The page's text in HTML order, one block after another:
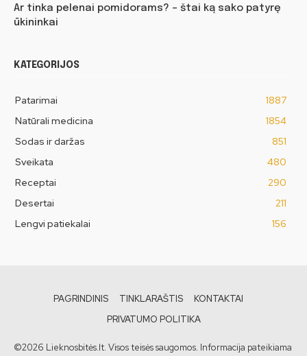
Ar tinka pelenai pomidorams? – štai ką sako patyrę
ūkininkai
KATEGORIJOS
Patarimai
1887
Natūrali medicina
1854
Sodas ir daržas
851
Sveikata
480
Receptai
290
Desertai
211
Lengvi patiekalai
156
PAGRINDINIS TINKLARAŠTIS
KONTAKTAI
PRIVATUMO POLITIKA
©2026 Lieknosbitės.lt. Visos teisės saugomos. Informacija pateikiama